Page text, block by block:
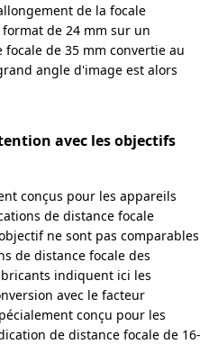
de la focale
de 24 mm sur un
focale de 35 mm convertie au
angle d'image est alors
avec les objectifs
conçus pour les appareils
de distance focale
ne sont pas comparables
de distance focale des
indiquent ici les
avec le facteur
conçu pour les
de distance focale de 16-